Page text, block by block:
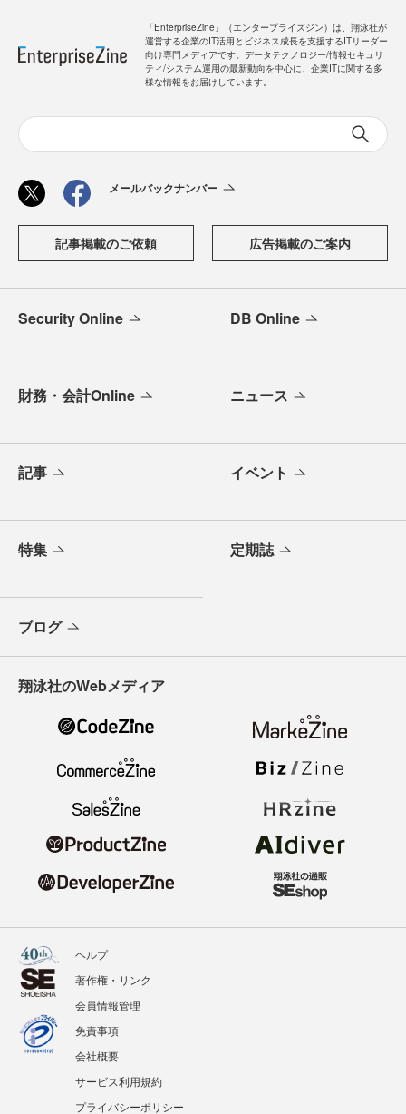
「EnterpriseZine」（エンタープライズジン）は、翔泳社が
運営する企業のIT活用とビジネス成長を支援するITリーダー
向け専門メディアです。データテクノロジー/情報セキュリ
ティ/システム運用の最新動向を中心に、企業ITに関する多
様な情報をお届けしています。
メールバックナンバー
記事掲載のご依頼 広告掲載のご案内
Security Online DB Online
財務・会計Online ニュース
記事 イベント
特集 定期誌
ブログ
翔泳社のWebメディア
ヘルプ
著作権・リンク
会員情報管理
免責事項
会社概要
サービス利用規約
プライバシーポリシー